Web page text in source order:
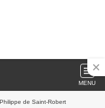
MENU
de Saint-Robert